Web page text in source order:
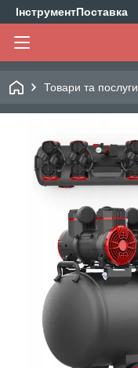
ІнструментПоставка
Товари та послуги